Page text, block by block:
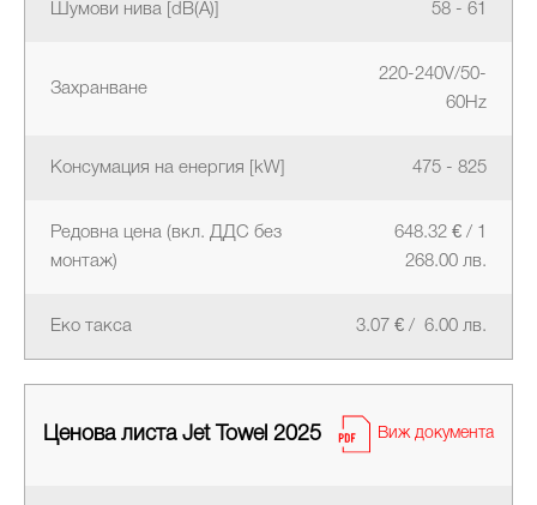
Шумови нива [dB(A)] 58 - 61
Захранване
220-240V/50-
60Hz
Консумация на енергия [kW] 475 - 825
Редовна цена (вкл. ДДС без
монтаж)
648.32 € / 1
268.00 лв.
Еко такса 3.07 € / 6.00 лв.
Ценова листа Jet Towel 2025 Виж документа